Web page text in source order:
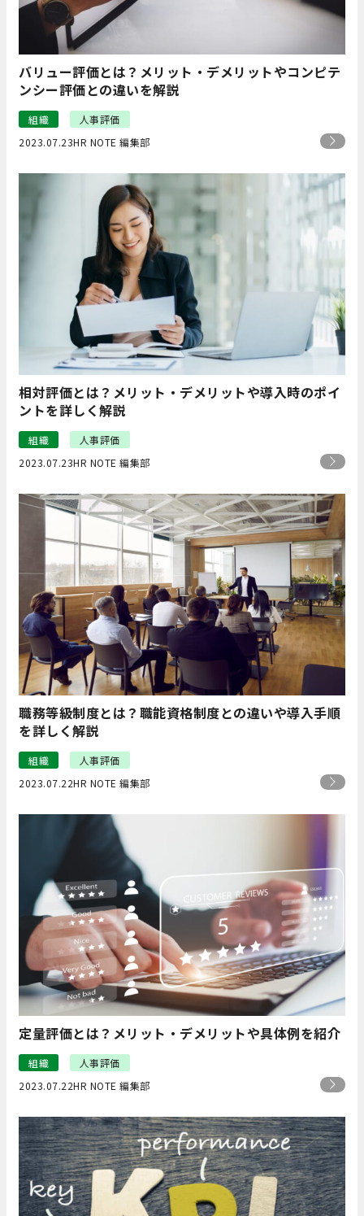
バリュー評価とは？メリット・デメリットやコンピテ
ンシー評価との違いを解説
組織
人事評価
2023.07.23HR NOTE 編集部
相対評価とは？メリット・デメリットや導入時のポイ
ントを詳しく解説
組織
人事評価
2023.07.23HR NOTE 編集部
職務等級制度とは？職能資格制度との違いや導入手順
を詳しく解説
組織
人事評価
2023.07.22HR NOTE 編集部
定量評価とは？メリット・デメリットや具体例を紹介
組織
人事評価
2023.07.22HR NOTE 編集部